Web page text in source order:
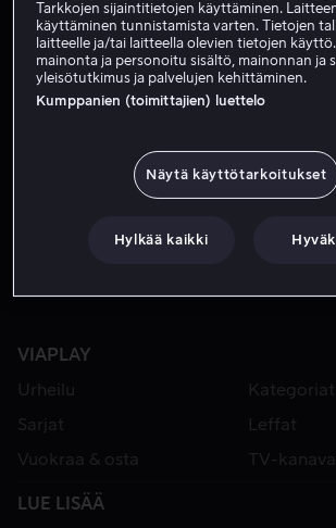
VIAPLAY
Urheilu
Kategoriat
Sarjat
Leffat
Vuokraa & osta
TV-
LUE LISÄÄ
Tarkkojen sijaintitietojen käyttäminen.
käyttäminen tunnistamista varten. Tietojen
laitteelle ja/tai laitteella olevien tietojen
mainonta ja personoitu sisältö, mainonnan ja
yleisötutkimus ja palvelujen kehittäminen.
Kumppanien (toimittajien) luettelo
Näytä käyttötarkoitukset
Hylkää kaikki